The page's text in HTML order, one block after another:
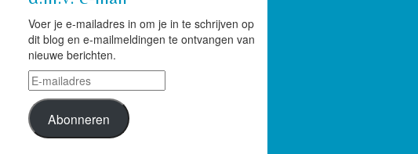
Voer je e-mailadres in om je in te schrijven op
dit blog en e-mailmeldingen te ontvangen van
nieuwe berichten.
E-
mailadres
Abonneren